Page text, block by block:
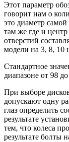
Этот параметр
говорит нам о
это диаметр
там же где и
отверстий
модели на 3, 8, 10
Стандартное
диапазоне от 98
При выборе
допускают одну
глаз определить
результате
тем, что колеса
результате болты